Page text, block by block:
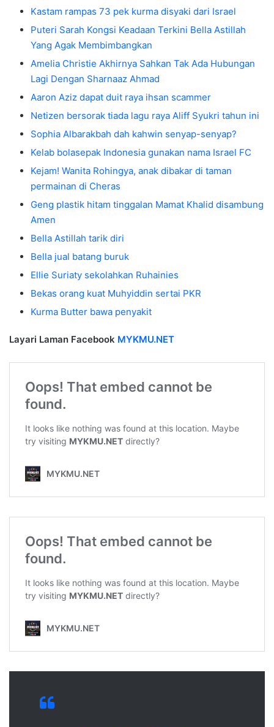
Kastam rampas 73 pek kurma disyaki dari Israel
Puteri Sarah Kongsi Keadaan Terkini Bella Astillah
Yang Agak Membimbangkan
Amelia Christie Akhirnya Sahkan Tak Ada Hubungan
Lagi Dengan Sharnaaz Ahmad
Aaron Aziz dapat duit raya ihsan scammer
Netizen bersorak tiada lagu raya Aliff Syukri tahun ini
Sophia Albarakbah dah kahwin senyap-senyap?
Kelab bolasepak Indonesia gunakan nama Israel FC
Kejam! Wanita Rohingya, anak dibakar di taman
permainan di Cheras
Geng plastik hitam tinggalan Mamat Khalid disambung
Amen
Bella Astillah tarik diri
Bella jual batang buruk
Ellie Suriaty sekolahkan Ruhainies
Bekas orang kuat Muhyiddin sertai PKR
Kurma Butter bawa penyakit
Layari Laman Facebook MYKMU.NET